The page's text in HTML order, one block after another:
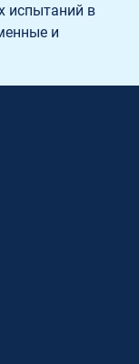
испытаний в
и